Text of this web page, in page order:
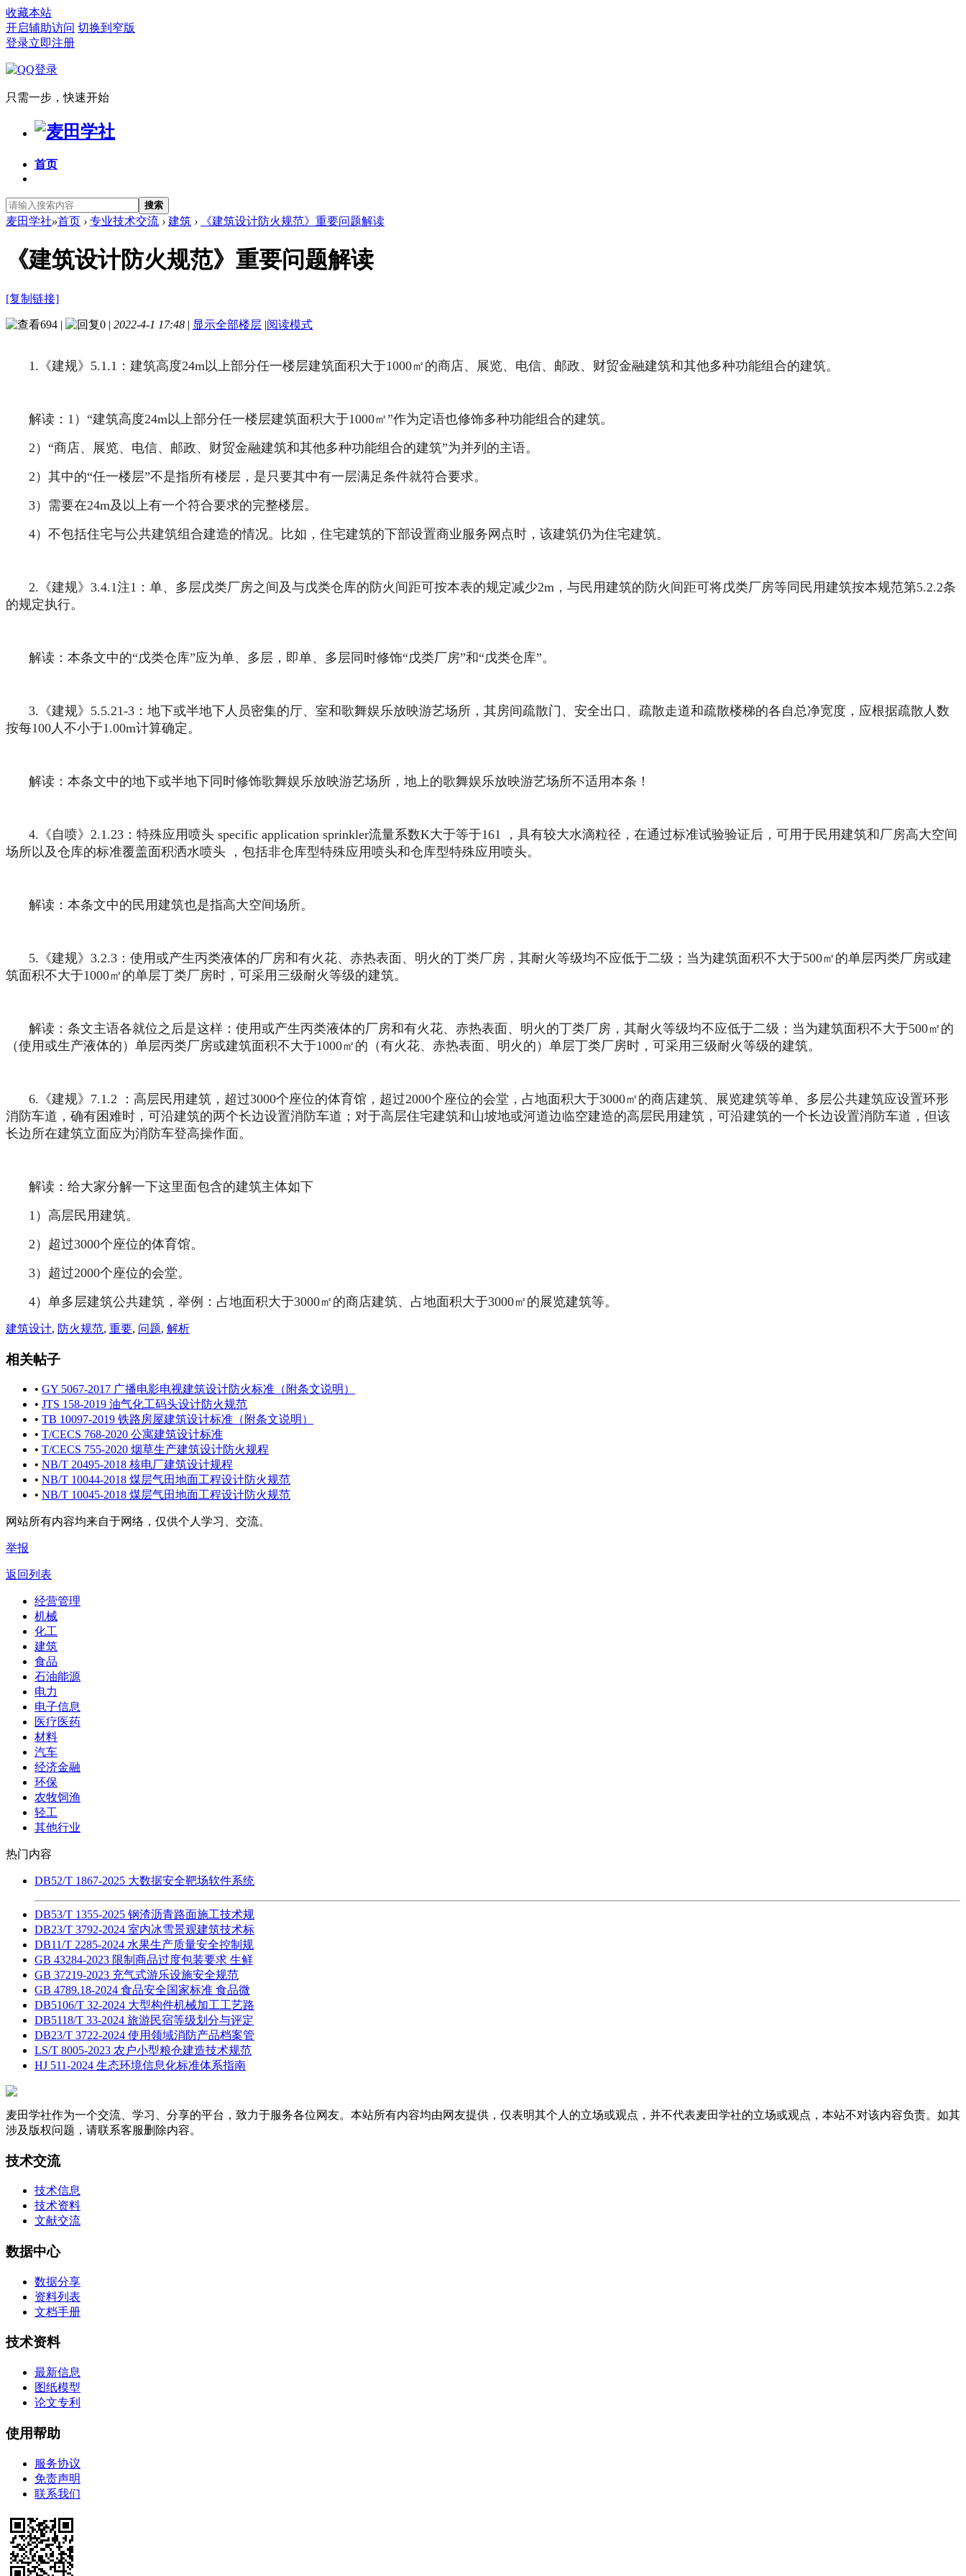
收藏本站
开启辅助访问 切换到窄版
登录立即注册
只需一步，快速开始
首页
搜索
麦田学社»首页 › 专业技术交流 › 建筑 › 《建筑设计防火规范》重要问题解读
《建筑设计防火规范》重要问题解读
[复制链接]
694 | 0 | 2022-4-1 17:48 | 显示全部楼层 |阅读模式
1.《建规》5.1.1：建筑高度24m以上部分任一楼层建筑面积大于1000㎡的商店、展览、电信、邮政、财贸金融建筑和其他多种功能组合的建筑。
解读：1）“建筑高度24m以上部分任一楼层建筑面积大于1000㎡”作为定语也修饰多种功能组合的建筑。
2）“商店、展览、电信、邮政、财贸金融建筑和其他多种功能组合的建筑”为并列的主语。
2）其中的“任一楼层”不是指所有楼层，是只要其中有一层满足条件就符合要求。
3）需要在24m及以上有一个符合要求的完整楼层。
4）不包括住宅与公共建筑组合建造的情况。比如，住宅建筑的下部设置商业服务网点时，该建筑仍为住宅建筑。
2.《建规》3.4.1注1：单、多层戊类厂房之间及与戊类仓库的防火间距可按本表的规定减少2m，与民用建筑的防火间距可将戊类厂房等同民用建筑按本规范第5.2.2条
的规定执行。
解读：本条文中的“戊类仓库”应为单、多层，即单、多层同时修饰“戊类厂房”和“戊类仓库”。
3.《建规》5.5.21-3：地下或半地下人员密集的厅、室和歌舞娱乐放映游艺场所，其房间疏散门、安全出口、疏散走道和疏散楼梯的各自总净宽度，应根据疏散人数
按每100人不小于1.00m计算确定。
解读：本条文中的地下或半地下同时修饰歌舞娱乐放映游艺场所，地上的歌舞娱乐放映游艺场所不适用本条！
4.《自喷》2.1.23：特殊应用喷头 specific application sprinkler流量系数K大于等于161 ，具有较大水滴粒径，在通过标准试验验证后，可用于民用建筑和厂房高大空间
场所以及仓库的标准覆盖面积洒水喷头 ，包括非仓库型特殊应用喷头和仓库型特殊应用喷头。
解读：本条文中的民用建筑也是指高大空间场所。
5.《建规》3.2.3：使用或产生丙类液体的厂房和有火花、赤热表面、明火的丁类厂房，其耐火等级均不应低于二级；当为建筑面积不大于500㎡的单层丙类厂房或建
筑面积不大于1000㎡的单层丁类厂房时，可采用三级耐火等级的建筑。
解读：条文主语各就位之后是这样：使用或产生丙类液体的厂房和有火花、赤热表面、明火的丁类厂房，其耐火等级均不应低于二级；当为建筑面积不大于500㎡的
（使用或生产液体的）单层丙类厂房或建筑面积不大于1000㎡的（有火花、赤热表面、明火的）单层丁类厂房时，可采用三级耐火等级的建筑。
6.《建规》7.1.2 ：高层民用建筑，超过3000个座位的体育馆，超过2000个座位的会堂，占地面积大于3000㎡的商店建筑、展览建筑等单、多层公共建筑应设置环形
消防车道，确有困难时，可沿建筑的两个长边设置消防车道；对于高层住宅建筑和山坡地或河道边临空建造的高层民用建筑，可沿建筑的一个长边设置消防车道，但该
长边所在建筑立面应为消防车登高操作面。
解读：给大家分解一下这里面包含的建筑主体如下
1）高层民用建筑。
2）超过3000个座位的体育馆。
3）超过2000个座位的会堂。
4）单多层建筑公共建筑，举例：占地面积大于3000㎡的商店建筑、占地面积大于3000㎡的展览建筑等。
建筑设计, 防火规范, 重要, 问题, 解析
相关帖子
• GY 5067-2017 广播电影电视建筑设计防火标准（附条文说明）
• JTS 158-2019 油气化工码头设计防火规范
• TB 10097-2019 铁路房屋建筑设计标准（附条文说明）
• T/CECS 768-2020 公寓建筑设计标准
• T/CECS 755-2020 烟草生产建筑设计防火规程
• NB/T 20495-2018 核电厂建筑设计规程
• NB/T 10044-2018 煤层气田地面工程设计防火规范
• NB/T 10045-2018 煤层气田地面工程设计防火规范
网站所有内容均来自于网络，仅供个人学习、交流。
举报
返回列表
经营管理
机械
化工
建筑
食品
石油能源
电力
电子信息
医疗医药
材料
汽车
经济金融
环保
农牧饲渔
轻工
其他行业
热门内容
DB52/T 1867-2025 大数据安全靶场软件系统
DB53/T 1355-2025 钢渣沥青路面施工技术规
DB23/T 3792-2024 室内冰雪景观建筑技术标
DB11/T 2285-2024 水果生产质量安全控制规
GB 43284-2023 限制商品过度包装要求 生鲜
GB 37219-2023 充气式游乐设施安全规范
GB 4789.18-2024 食品安全国家标准 食品微
DB5106/T 32-2024 大型构件机械加工工艺路
DB5118/T 33-2024 旅游民宿等级划分与评定
DB23/T 3722-2024 使用领域消防产品档案管
LS/T 8005-2023 农户小型粮仓建造技术规范
HJ 511-2024 生态环境信息化标准体系指南
麦田学社作为一个交流、学习、分享的平台，致力于服务各位网友。本站所有内容均由网友提供，仅表明其个人的立场或观点，并不代表麦田学社的立场或观点，本站不对该内容负责。如其
涉及版权问题，请联系客服删除内容。
技术交流
技术信息
技术资料
文献交流
数据中心
数据分享
资料列表
文档手册
技术资料
最新信息
图纸模型
论文专利
使用帮助
服务协议
免责声明
联系我们